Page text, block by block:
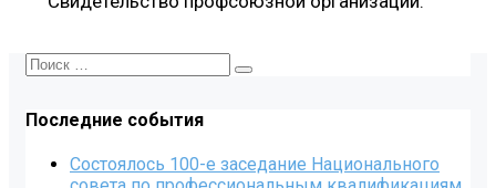
Последние события
Состоялось 100-е заседание Национального